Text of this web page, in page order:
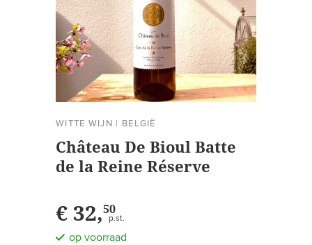
WITTE WIJN | BELGIË
Château De Bioul Batte
de la Reine Réserve
€ 32,50
p.st.
op voorraad